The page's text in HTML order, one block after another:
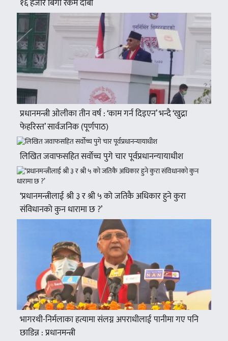
१६ हजार बिगो रकम दाबी
प्रधानमन्त्री ओलीका तीन वर्ष : ‘काम गर्न दिइएन’ भन्दै ‘खुद्रा
फेहरिस्त’ सार्वजनिक (पूर्णपाठ)
लिखित जवाफसहित सर्वोच्च पुगे चार पूर्वप्रधानन्यायाधीश
‘प्रधानमन्त्रीलाई श्री ३ र श्री ५ को जतिकै अधिकार हुने कुरा
संविधानको कुन धारामा छ ?’
भागरथी-निर्मलाका हत्यामा संलग्न अपराधीलाई पानीमा गए पनि
छाडिन्न : प्रधानमन्त्री